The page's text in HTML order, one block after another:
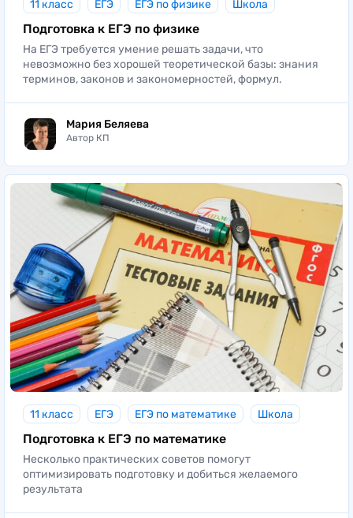
11 класс ЕГЭ ЕГЭ по физике Школа
Подготовка к ЕГЭ по физике
На ЕГЭ требуется умение решать задачи, что
невозможно без хорошей теоретической базы: знания
терминов, законов и закономерностей, формул.
Мария Беляева
Автор КП
11 класс ЕГЭ ЕГЭ по математике Школа
Подготовка к ЕГЭ по математике
Несколько практических советов помогут
оптимизировать подготовку и добиться желаемого
результата